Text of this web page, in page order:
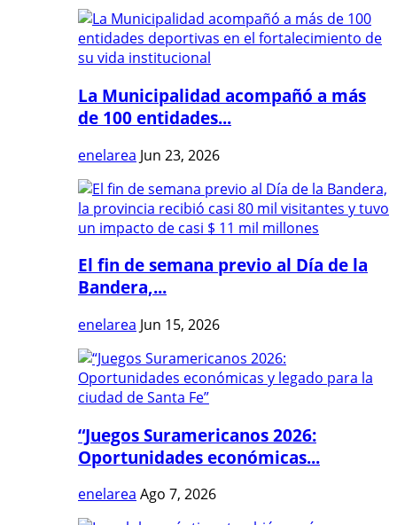
La Municipalidad acompañó a más
de 100 entidades...
enelarea Jun 23, 2026
El fin de semana previo al Día de la
Bandera,...
enelarea Jun 15, 2026
“Juegos Suramericanos 2026:
Oportunidades económicas...
enelarea Ago 7, 2026